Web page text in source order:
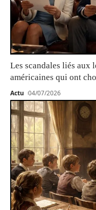
Les scandales liés aux
américaines qui ont
Actu 04/07/2026